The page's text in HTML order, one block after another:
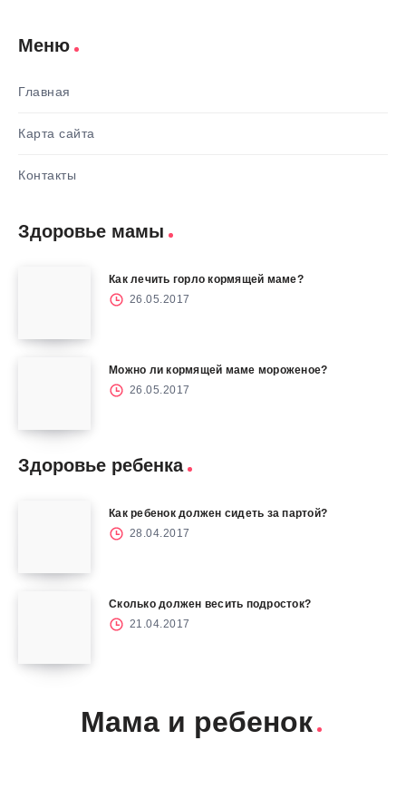
Меню
Главная
Карта сайта
Контакты
Здоровье мамы
Как лечить горло кормящей маме?
26.05.2017
Можно ли кормящей маме мороженое?
26.05.2017
Здоровье ребенка
Как ребенок должен сидеть за партой?
28.04.2017
Сколько должен весить подросток?
21.04.2017
Мама и ребенок